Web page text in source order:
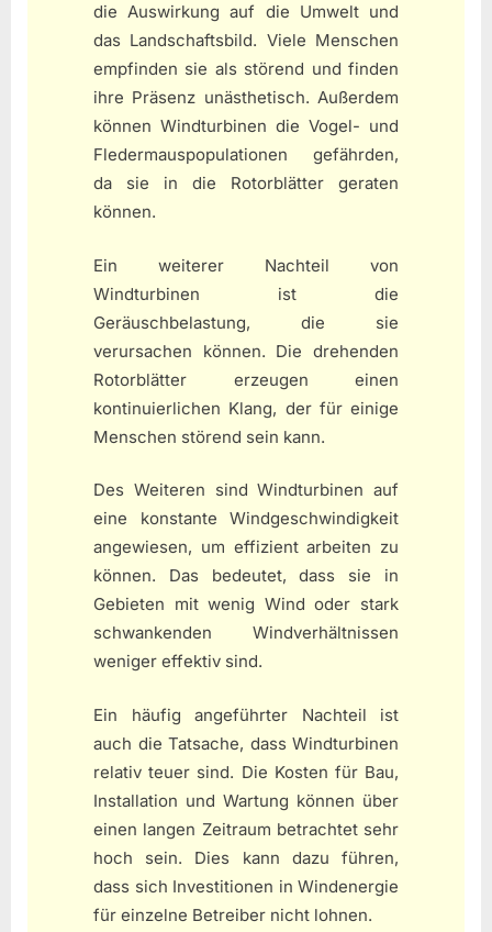
die Auswirkung auf die Umwelt und
das Landschaftsbild. Viele Menschen
empfinden sie als störend und finden
ihre Präsenz unästhetisch. Außerdem
können Windturbinen die Vogel- und
Fledermauspopulationen gefährden,
da sie in die Rotorblätter geraten
können.
Ein weiterer Nachteil von
Windturbinen ist die
Geräuschbelastung, die sie
verursachen können. Die drehenden
Rotorblätter erzeugen einen
kontinuierlichen Klang, der für einige
Menschen störend sein kann.
Des Weiteren sind Windturbinen auf
eine konstante Windgeschwindigkeit
angewiesen, um effizient arbeiten zu
können. Das bedeutet, dass sie in
Gebieten mit wenig Wind oder stark
schwankenden Windverhältnissen
weniger effektiv sind.
Ein häufig angeführter Nachteil ist
auch die Tatsache, dass Windturbinen
relativ teuer sind. Die Kosten für Bau,
Installation und Wartung können über
einen langen Zeitraum betrachtet sehr
hoch sein. Dies kann dazu führen,
dass sich Investitionen in Windenergie
für einzelne Betreiber nicht lohnen.